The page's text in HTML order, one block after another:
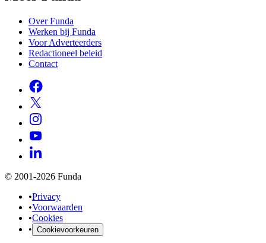
Over Funda
Werken bij Funda
Voor Adverteerders
Redactioneel beleid
Contact
© 2001-2026 Funda
•Privacy
•Voorwaarden
•Cookies
• Cookievoorkeuren